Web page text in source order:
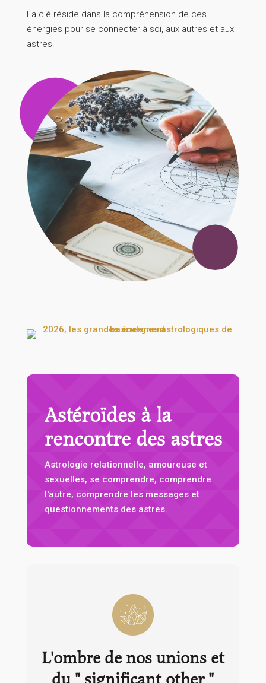
La clé réside dans la compréhension de ces
énergies pour se connecter à soi, aux autres et aux
astres.
Astéroïdes à la
rencontre des astres
Astrologie relationnelle, amoureuse et
sexuelles, se comprendre, comprendre
l'autre, comprendre les messages et
questionnements des astres.
L'ombre de nos unions et